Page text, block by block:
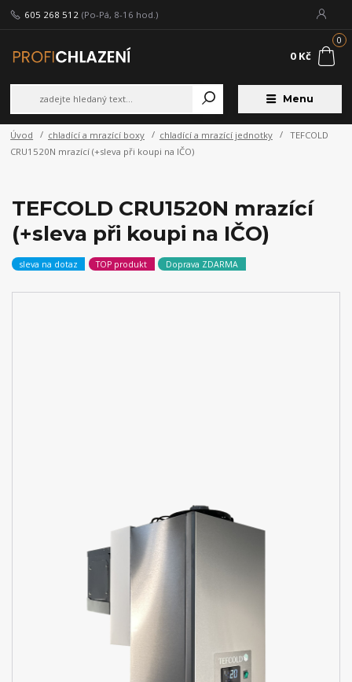
Menu
605 268 512 (Po-Pá, 8-16 hod.)
0
0 Kč
Úvod chladící a mrazící boxy chladící a mrazící jednotky
TEFCOLD
CRU1520N mrazící (+sleva při koupi na IČO)
TEFCOLD CRU1520N mrazící
(+sleva při koupi na IČO)
sleva na dotaz TOP produkt Doprava ZDARMA